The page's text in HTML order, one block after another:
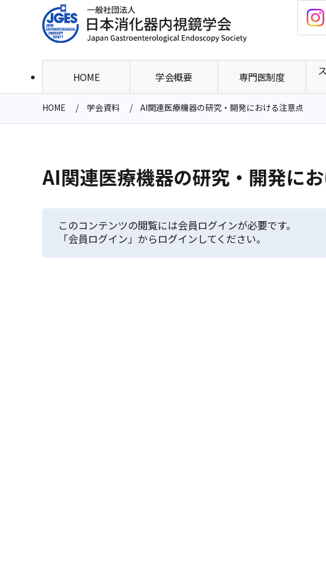
HOME 学会概要 専門医制度
HOME 学会資料 AI関連医療機器の研究・開発における注意点
AI関連医療機器の研究・開発に
このコンテンツの閲覧には会員ログインが必要です。
「会員ログイン」からログインしてください。